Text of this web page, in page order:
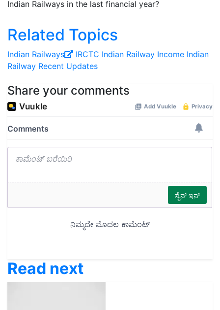
Indian Railways in the last financial year?
Related Topics
Indian Railways IRCTC Indian Railway Income Indian
Railway Recent Updates
Share your comments
Read next